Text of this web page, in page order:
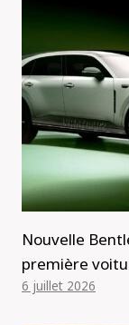
Nouvelle
première
6 juillet 2026